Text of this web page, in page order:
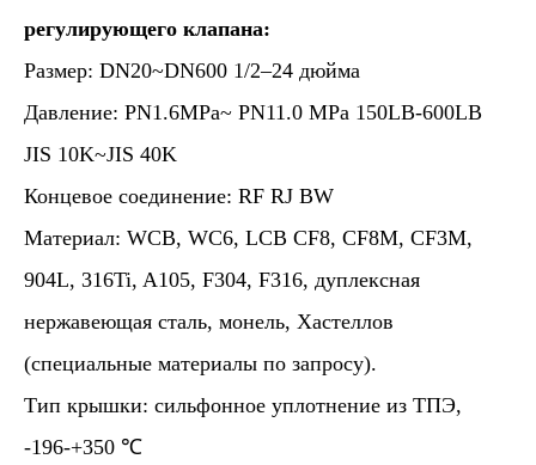
регулирующего клапана:
Размер: DN20~DN600 1/2–24 дюйма
Давление: PN1.6MPa~ PN11.0 MPa 150LB-600LB
JIS 10K~JIS 40K
Концевое соединение: RF RJ BW
Материал: WCB, WC6, LCB CF8, CF8M, CF3M,
904L, 316Ti, A105, F304, F316, дуплексная
нержавеющая сталь, монель, Хастеллов
(специальные материалы по запросу).
Тип крышки: сильфонное уплотнение из ТПЭ,
-196-+350 ℃